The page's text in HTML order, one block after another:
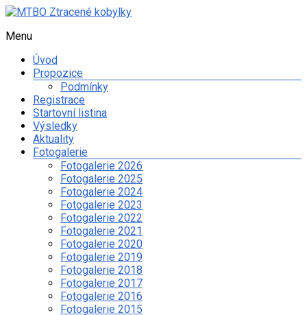
Skip
content
MTBO
Ztracené
kobylky
Web
organizaci
orientačního
závodu
sportovních
aktivitách
Menu
Úvod
Propozice
Podmínky
Registrace
Startovní listina
Výsledky
Aktuality
Fotogalerie
Fotogalerie 2026
Fotogalerie 2025
Fotogalerie 2024
Fotogalerie 2023
Fotogalerie 2022
Fotogalerie 2021
Fotogalerie 2020
Fotogalerie 2019
Fotogalerie 2018
Fotogalerie 2017
Fotogalerie 2016
Fotogalerie 2015